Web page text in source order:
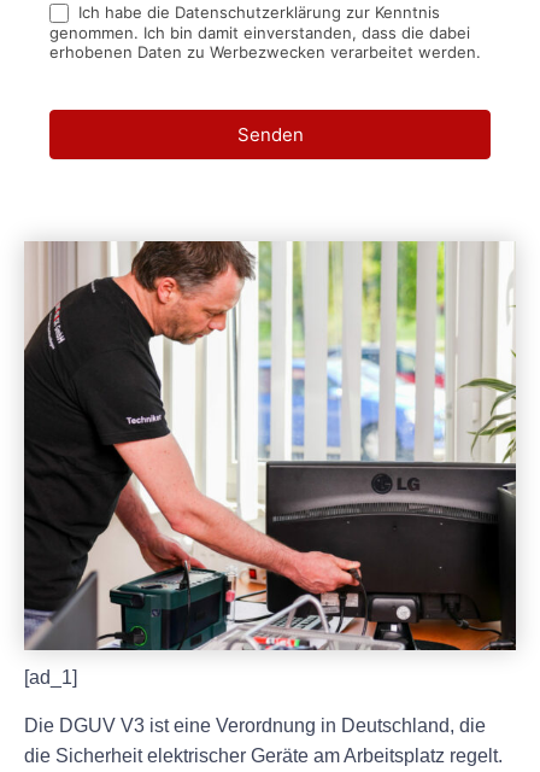
Ich habe die Datenschutzerklärung zur Kenntnis
genommen. Ich bin damit einverstanden, dass die dabei
erhobenen Daten zu Werbezwecken verarbeitet werden.
Senden
[ad_1]
Die DGUV V3 ist eine Verordnung in Deutschland, die
die Sicherheit elektrischer Geräte am Arbeitsplatz regelt.